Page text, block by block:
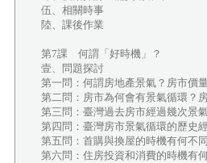
伍、相關時事
陸、課後作業
第7課 何謂「好時機」？
壹、問題探討
第一問：何謂房地產景氣？房市價
第二問：房市為何會有景氣循環？
第三問：臺灣過去房市經過幾次景
第四問：臺灣房市景氣循環的歷史
第五問：首購與換屋的時機有何不
第六問：住房投資和消費的時機有